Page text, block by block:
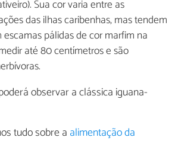
Sua cor varia entre as
das ilhas caribenhas, mas tendem
escamas pálidas de cor marfim na
até 80 centímetros e são
observar a clássica iguana-
tudo sobre a alimentação da